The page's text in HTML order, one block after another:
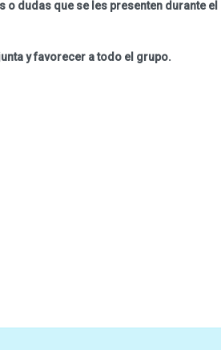
dudas que se les presenten durante el
y favorecer a todo el grupo.